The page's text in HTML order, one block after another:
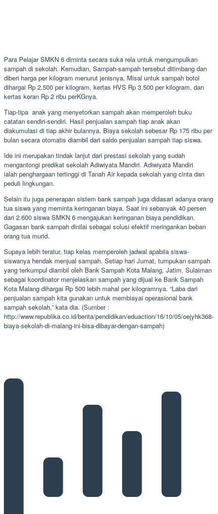
Para Pelajar SMKN 6 diminta secara suka rela untuk mengumpulkan
sampah di sekolah. Kemudian, Sampah-sampah tersebut ditimbang dan
diberi harga per kilogram menurut jenisnya, Misal untuk sampah botol
dihargai Rp 2.500 per kilogram, kertas HVS Rp 3.500 per kilogram, dan
kertas koran Rp 2 ribu perKGnya.
Tiap-tipa anak yang menyetorkan sampah akan memperoleh buku
catatan sendiri-sendiri. Hasil penjualan sampah tiap anak akan
diakumulasi di tiap akhir bulannya. Biaya sekolah sebesar Rp 175 ribu per
bulan secara otomatis diambil dari saldo penjualan sampah tiap siswa.
Ide ini merupakan tindak lanjut dari prestasi sekolah yang sudah
mengantongi predikat sekolah Adiwiyata Mandiri. Adiwiyata Mandiri
ialah penghargaan tertinggi di Tanah Air kepada sekolah yang cinta dan
peduli lingkungan.
Selain itu juga penerapan sistem bank sampah juga didasari adanya orang
tua siswa yang meminta keringanan biaya. Saat ini sebanyak 40 persen
dari 2.600 siswa SMKN 6 mengajukan keringanan biaya pendidikan.
Gagasan bank sampah dinilai sebagai solusi efektif meringankan beban
orang tua murid.
Supaya lebih teratur, tiap kelas memperoleh jadwal apabila siswa-
siswanya hendak menjual sampah. Setiap hari Jumat, tumpukan sampah
yang terkumpul diambil oleh Bank Sampah Kota Malang, Jatim. Sulaiman
sebagai koordinator menjelaskan sampah yang dijual ke Bank Sampah
Kota Malang dihargai Rp 500 lebih mahal per kilogramnya. “Laba dari
penjualan sampah kita gunakan untuk membiayai operasional bank
sampah sekolah,” kata dia. (Sumber :
http://www.republika.co.id/berita/pendidikan/eduaction/16/10/05/oejyhk368-
biaya-sekolah-di-malang-ini-bisa-dibayar-dengan-sampah)